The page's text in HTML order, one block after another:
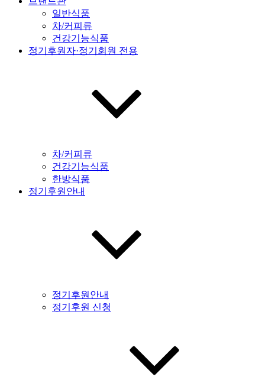
일반식품
차/커피류
건강기능식품
정기후원자·정기회원 전용
차/커피류
건강기능식품
한방식품
정기후원안내
정기후원안내
정기후원 신청